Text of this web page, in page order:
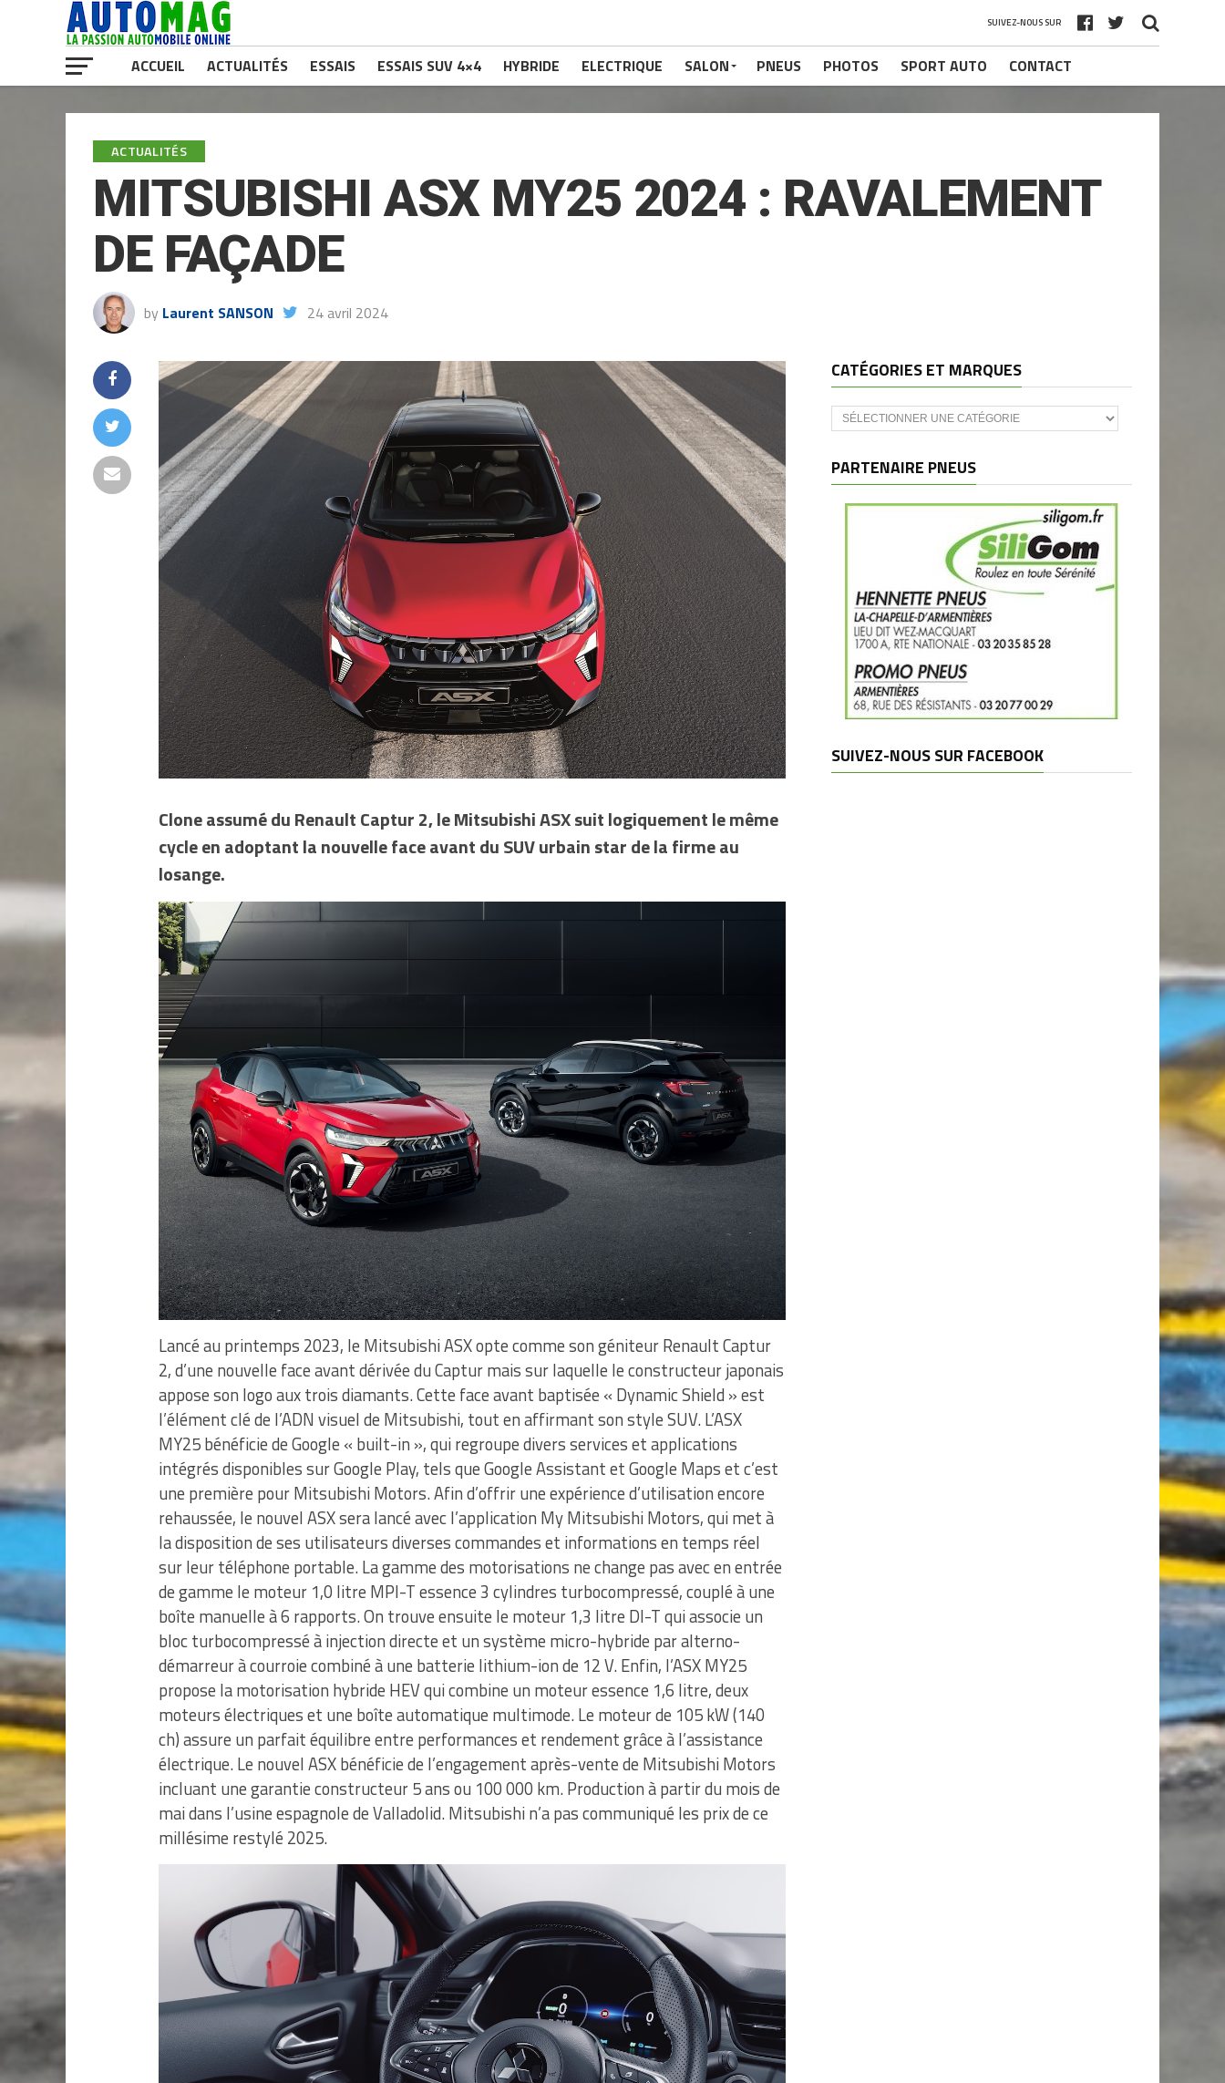
SUIVEZ-NOUS SUR
ACCUEIL ACTUALITÉS ESSAIS ESSAIS SUV 4×4 HYBRIDE ELECTRIQUE SALON PNEUS PHOTOS SPORT AUTO CONTACT
ACTUALITÉS
MITSUBISHI ASX MY25 2024 : RAVALEMENT
DE FAÇADE
by Laurent SANSON 24 avril 2024
Clone assumédu Renault Captur 2, le Mitsubishi ASX suit logiquement le même
cycle en adoptant la nouvelle face avant du SUV urbain star de la firme au
losange.
Lancé au printemps 2023, le Mitsubishi ASX opte comme son géniteur Renault Captur
2, d’une nouvelle face avant dérivée du Captur mais sur laquelle le constructeur japonais
appose son logo aux trois diamants. Cette face avant baptisée « Dynamic Shield » est
l’élément clé de l’ADN visuel de Mitsubishi, tout en affirmant son style SUV. L’ASX
MY25 bénéficie de Google « built-in », qui regroupe divers services et applications
intégrés disponibles sur Google Play, tels que Google Assistant et Google Maps et c’est
une première pour Mitsubishi Motors. Afin d’offrir une expérience d’utilisation encore
rehaussée, le nouvel ASX sera lancé avec l’application My Mitsubishi Motors, qui met à
la disposition de ses utilisateurs diverses commandes et informations en temps réel
sur leur téléphone portable. La gamme des motorisations ne change pas avec en entrée
de gamme le moteur 1,0 litre MPI-T essence 3 cylindres turbocompressé, couplé à une
boîte manuelle à 6 rapports. On trouve ensuite le moteur 1,3 litre DI-T qui associe un
bloc turbocompressé à injection directe et un système micro-hybride par alterno-
démarreur à courroie combiné à une batterie lithium-ion de 12 V. Enfin, l’ASX MY25
propose la motorisation hybride HEV qui combine un moteur essence 1,6 litre, deux
moteurs électriques et une boîte automatique multimode. Le moteur de 105 kW (140
ch) assure un parfait équilibre entre performances et rendement grâce à l’assistance
électrique. Le nouvel ASX bénéficie de l’engagement après-vente de Mitsubishi Motors
incluant une garantie constructeur 5 ans ou 100 000 km. Production à partir du mois de
mai dans l’usine espagnole de Valladolid. Mitsubishi n’a pas communiqué les prix de ce
millésime restylé 2025.
CATÉGORIES ET MARQUES
Catégories
et
PARTENAIRE PNEUS
SUIVEZ-NOUS SUR FACEBOOK